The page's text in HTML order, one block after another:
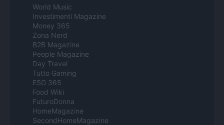
World Music
Investimenti Magazine
Money 365
Zona Nerd
B2B Magazine
People Magazine
Day Travel
Tutto Gaming
ESG 365
Food Wiki
FuturoDonna
HomeMagazine
SecondHomeMagazine